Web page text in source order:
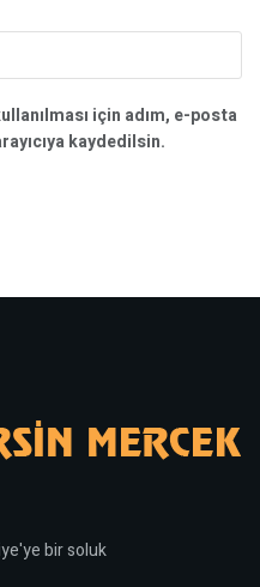
için adım, e-posta
kaydedilsin.
bir soluk